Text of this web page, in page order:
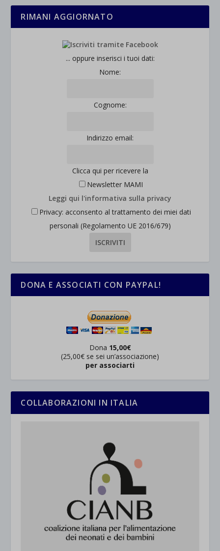
RIMANI AGGIORNATO
... oppure inserisci i tuoi dati:
Nome:
Cognome:
Indirizzo email:
Clicca qui per ricevere la
Newsletter MAMI
Leggi qui l'informativa sulla privacy
Privacy: acconsento al trattamento dei miei dati
personali (Regolamento UE 2016/679)
DONA E ASSOCIATI CON PAYPAL!
Dona 15,00€
(25,00€ se sei un’associazione)
per associarti
COLLABORAZIONI IN ITALIA